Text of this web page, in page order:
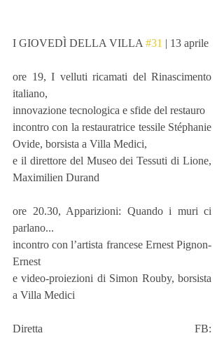
I GIOVEDÌ DELLA VILLA #31 | 13 aprile
ore 19, I velluti ricamati del Rinascimento
italiano,
innovazione tecnologica e sfide del restauro
incontro con la restauratrice tessile Stéphanie
Ovide, borsista a Villa Medici,
e il direttore del Museo dei Tessuti di Lione,
Maximilien Durand
ore 20.30, Apparizioni: Quando i muri ci
parlano...
incontro con l’artista francese Ernest Pignon-
Ernest
e video-proiezioni di Simon Rouby, borsista
a Villa Medici
Diretta FB: